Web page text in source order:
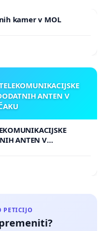
kamer v MOL
ANTEN V
ANTEN V
PETICIJO